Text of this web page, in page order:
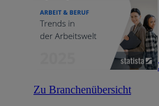
Zu Branchenübersicht